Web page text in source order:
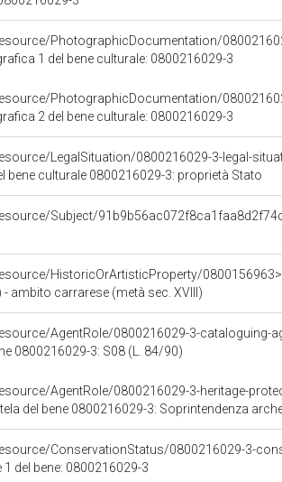
PhotographicDocumentation/
1 del bene culturale: 0800216029-3
PhotographicDocumentation/
2 del bene culturale: 0800216029-3
LegalSituation/0800216029-3-legal-
bene culturale 0800216029-3: proprietà Stato
Subject/
HistoricOrArtisticProperty/0800156963>
ambito carrarese (metà sec. XVIII)
AgentRole/0800216029-3-cataloguing-
0800216029-3: S08 (L. 84/90)
AgentRole/0800216029-3-heritage-
del bene 0800216029-3: Soprintendenza
ConservationStatus/0800216029-3-
del bene: 0800216029-3